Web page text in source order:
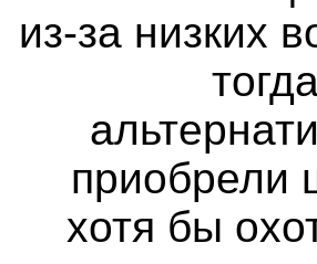
из-за низких
приобрели
хотя бы